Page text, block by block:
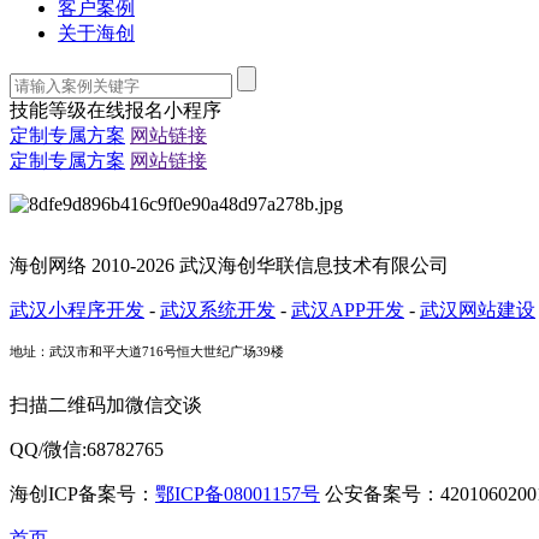
客户案例
关于海创
技能等级在线报名小程序
定制专属方案 网站链接
定制专属方案 网站链接
海创网络 2010-2026 武汉海创华联信息技术有限公司
武汉小程序开发 - 武汉系统开发 - 武汉APP开发 - 武汉网站建设
地址：武汉市和平大道716号恒大世纪广场39楼
扫描二维码加微信交谈
QQ/微信:68782765
海创ICP备案号： 鄂ICP备08001157号 公安备案号：